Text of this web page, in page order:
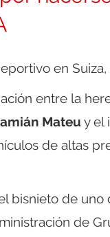
en Suiza,
entre la
Mateu y el
de altas
bisnieto de uno
de